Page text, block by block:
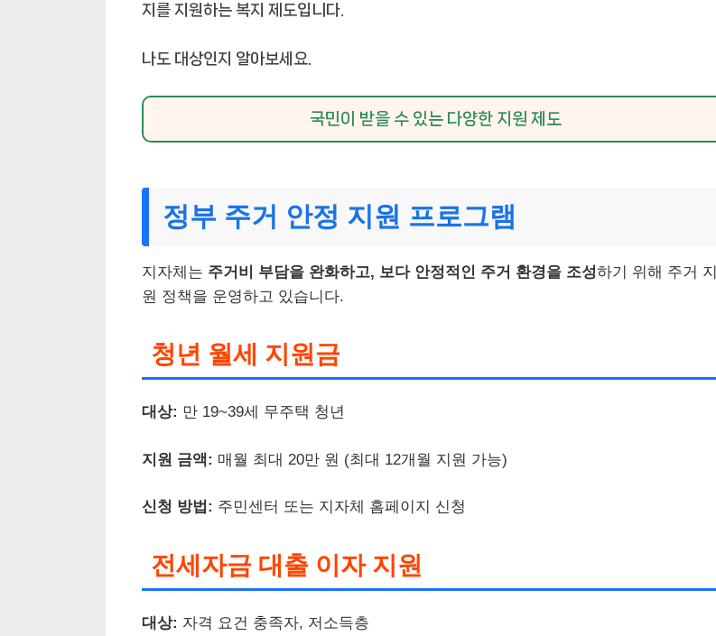
지를 지원하는 복지 제도입니다.
나도 대상인지 알아보세요.
국민이 받을 수 있는 다양한 지원 제도
정부 주거 안정 지원 프로그램
지자체는 주거비 부담을 완화하고, 보다 안정적인 주거 환경을 조성하기 위해 주거 지
원 정책을 운영하고 있습니다.
청년 월세 지원금
대상: 만 19~39세 무주택 청년
지원 금액: 매월 최대 20만 원 (최대 12개월 지원 가능)
신청 방법: 주민센터 또는 지자체 홈페이지 신청
전세자금 대출 이자 지원
대상: 자격 요건 충족자, 저소득층